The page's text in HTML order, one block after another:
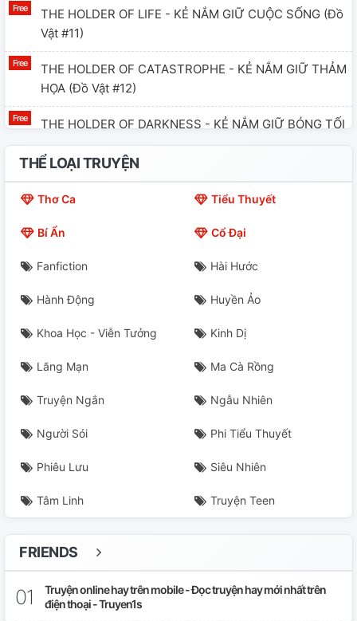
THE HOLDER OF LIFE - KẺ NẮM GIỮ CUỘC SỐNG (đồ
Vật #11)
THE HOLDER OF CATASTROPHE - KẺ NẮM GIỮ THẢM
HỌA (đồ Vật #12)
THE HOLDER OF DARKNESS - KẺ NẮM GIỮ BÓNG TỐI
(Đồ Vật #13)
THE HOLDER OF THE PAST - KẺ NẮM GIỮ QUÁ KHỨ
(đồ Vật #15)
THE HOLDER OF FUTURE - KẺ NẮM GIỮ TƯƠNG LAI
THE HOLDER OF PASSION - KẺ NẮM GIỮ ĐAM MÊ (đồ
Vật #18)
THE HOLDER OF INNOCENCE - KẺ NẮM GIỮ TRINH
TIẾT (đồ Vật #19)
THE HOLDER OF DECEPTION - KẺ NẮM GIỮ SỰ DỐI
THỂ LOẠI TRUYỆN
Thơ Ca Tiểu Thuyết
Bí Ẩn Cổ Đại
Fanfiction Hài Hước
Hành Động Huyền Ảo
Khoa Học - Viễn Tưởng Kinh Dị
Lãng Mạn Ma Cà Rồng
Truyện Ngắn Ngẫu Nhiên
Người Sói Phi Tiểu Thuyết
Phiêu Lưu Siêu Nhiên
Tâm Linh Truyện Teen
FRIENDS
Truyện online hay trên mobile - Đọc truyện hay mới nhất trên
điện thoại - Truyen1s